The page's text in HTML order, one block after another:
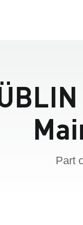
Part